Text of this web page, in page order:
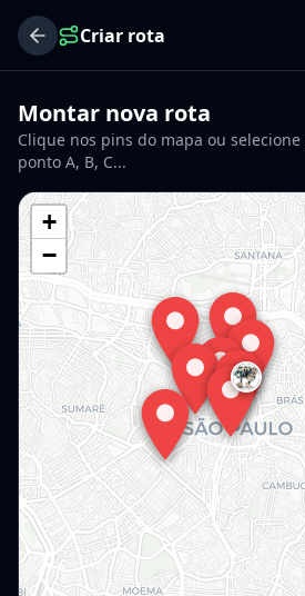
Criar rota
Montar nova rota
Clique nos pins do mapa ou
ponto A, B, C...
+
−